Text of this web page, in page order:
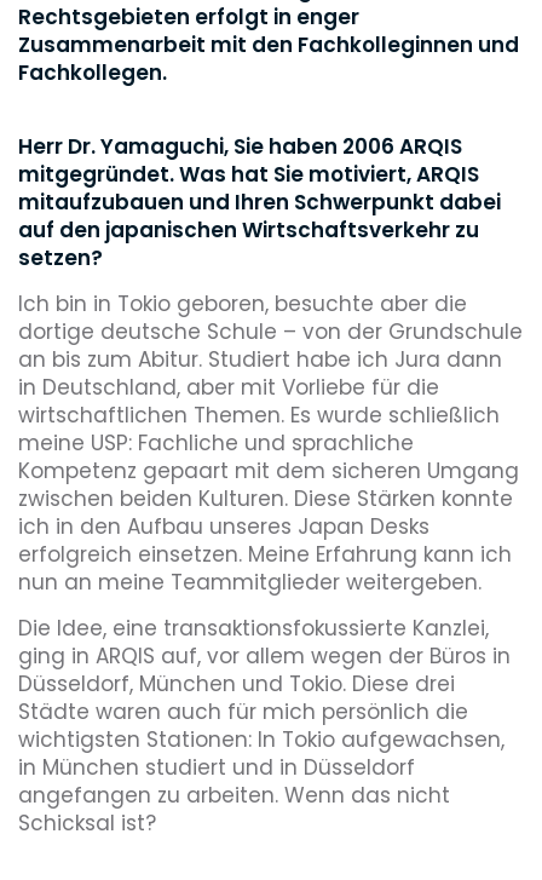
Rechtsgebieten erfolgt in enger
Zusammenarbeit mit den Fachkolleginnen und
Fachkollegen.
Herr Dr. Yamaguchi, Sie haben 2006 ARQIS
mitgegründet. Was hat Sie motiviert, ARQIS
mitaufzubauen und Ihren Schwerpunkt dabei
auf den japanischen Wirtschaftsverkehr zu
setzen?
Ich bin in Tokio geboren, besuchte aber die
dortige deutsche Schule – von der Grundschule
an bis zum Abitur. Studiert habe ich Jura dann
in Deutschland, aber mit Vorliebe für die
wirtschaftlichen Themen. Es wurde schließlich
meine USP: Fachliche und sprachliche
Kompetenz gepaart mit dem sicheren Umgang
zwischen beiden Kulturen. Diese Stärken konnte
ich in den Aufbau unseres Japan Desks
erfolgreich einsetzen. Meine Erfahrung kann ich
nun an meine Teammitglieder weitergeben.
Die Idee, eine transaktionsfokussierte Kanzlei,
ging in ARQIS auf, vor allem wegen der Büros in
Düsseldorf, München und Tokio. Diese drei
Städte waren auch für mich persönlich die
wichtigsten Stationen: In Tokio aufgewachsen,
in München studiert und in Düsseldorf
angefangen zu arbeiten. Wenn das nicht
Schicksal ist?